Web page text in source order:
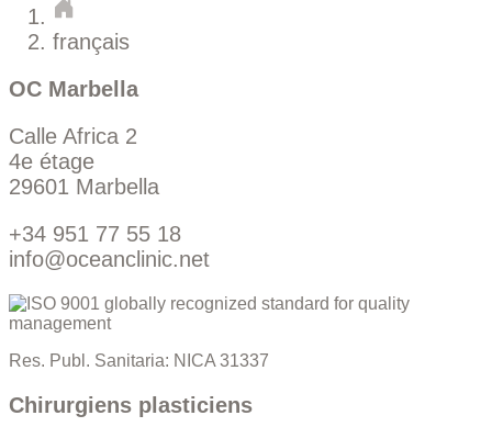
français
OC Marbella
Calle Africa 2
4e étage
29601 Marbella
+34 951 77 55 18
info@oceanclinic.net
Res. Publ. Sanitaria: NICA 31337
Chirurgiens plasticiens